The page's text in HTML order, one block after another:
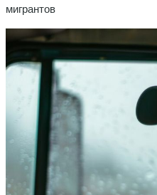
мигрантов